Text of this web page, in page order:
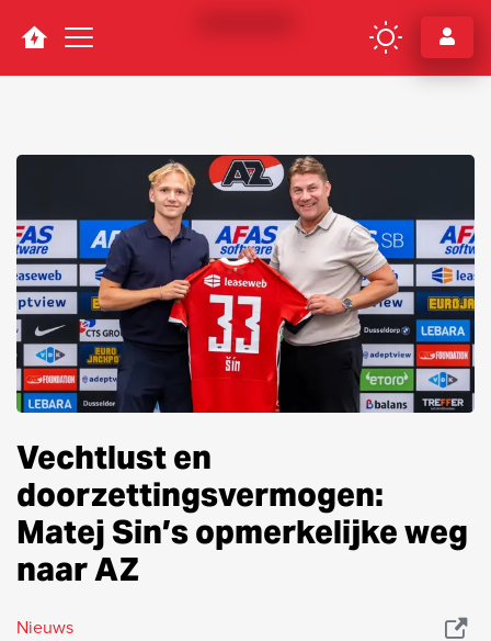
Navigation
Vechtlust en
doorzettingsvermogen:
Matej Sin’s opmerkelijke weg
naar AZ
Nieuws